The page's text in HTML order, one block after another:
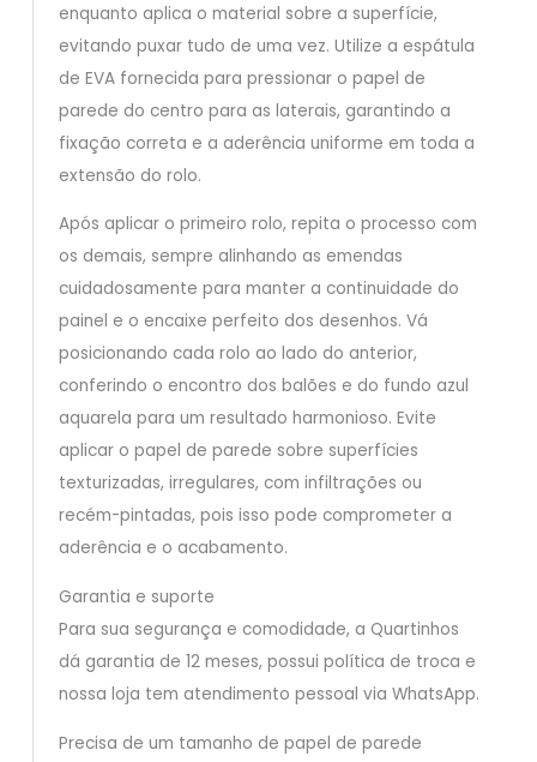
enquanto aplica o material sobre a superfície,
evitando puxar tudo de uma vez. Utilize a espátula
de EVA fornecida para pressionar o papel de
parede do centro para as laterais, garantindo a
fixação correta e a aderência uniforme em toda a
extensão do rolo.
Após aplicar o primeiro rolo, repita o processo com
os demais, sempre alinhando as emendas
cuidadosamente para manter a continuidade do
painel e o encaixe perfeito dos desenhos. Vá
posicionando cada rolo ao lado do anterior,
conferindo o encontro dos balões e do fundo azul
aquarela para um resultado harmonioso. Evite
aplicar o papel de parede sobre superfícies
texturizadas, irregulares, com infiltrações ou
recém-pintadas, pois isso pode comprometer a
aderência e o acabamento.
Garantia e suporte
Para sua segurança e comodidade, a Quartinhos
dá garantia de 12 meses, possui política de troca e
nossa loja tem atendimento pessoal via WhatsApp.
Precisa de um tamanho de papel de parede